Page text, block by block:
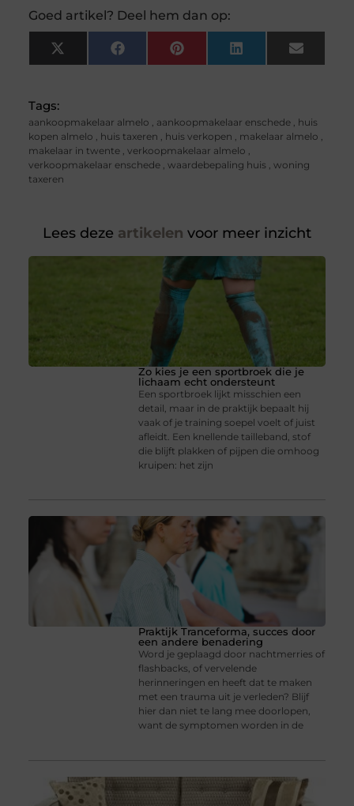
Goed artikel? Deel hem dan op:
X
(Twitter)
FacebookPinterest LinkedIn Email
Tags:
aankoopmakelaar almelo , aankoopmakelaar enschede, huis
kopen almelo , huis taxeren , huis verkopen , makelaar almelo ,
makelaar in twente, verkoopmakelaar almelo ,
verkoopmakelaar enschede, waardebepaling huis, woning
taxeren
Lees deze artikelen voor meer inzicht
Zo kies je een sportbroek die je
lichaam echt ondersteunt
Een sportbroek lijkt misschien een
detail, maar in de praktijk bepaalt hij
vaak of je training soepel voelt of juist
afleidt. Een knellende tailleband, stof
die blijft plakken of pijpen die omhoog
kruipen: het zijn
Praktijk Tranceforma, succes door
een andere benadering
Word je geplaagd door nachtmerries of
flashbacks, of vervelende
herinneringen en heeft dat te maken
met een trauma uit je verleden? Blijf
hier dan niet te lang mee doorlopen,
want de symptomen worden in de